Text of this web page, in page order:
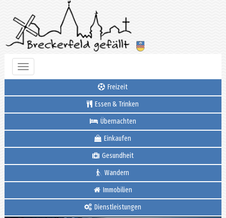
Toggle
navigation
Freizeit
Essen & Trinken
Übernachten
Einkaufen
Gesundheit
Wandern
Immobilien
Dienstleistungen